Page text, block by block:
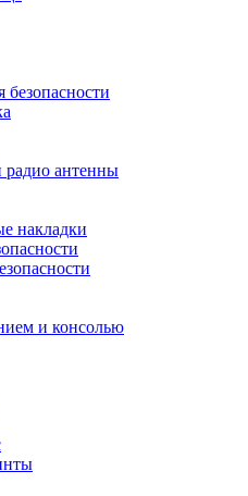
безопасности
антенны
накладки
и консолью